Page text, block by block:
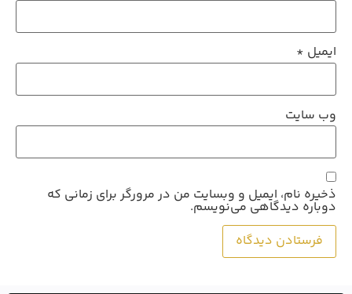
ایمیل *
وب‌ سایت
ذخیره نام، ایمیل و وبسایت من در مرورگر برای زمانی که
دوباره دیدگاهی می‌نویسم.